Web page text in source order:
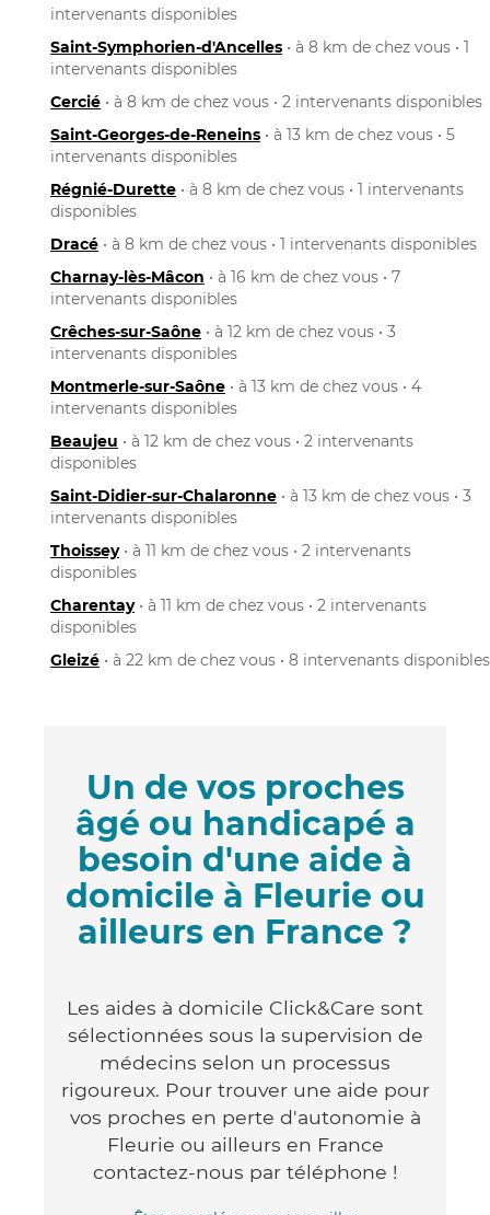
intervenants disponibles
Saint-Symphorien-d'Ancelles • à 8 km de chez vous • 1
intervenants disponibles
Cercié • à 8 km de chez vous • 2 intervenants disponibles
Saint-Georges-de-Reneins • à 13 km de chez vous • 5
intervenants disponibles
Régnié-Durette • à 8 km de chez vous • 1 intervenants
disponibles
Dracé • à 8 km de chez vous • 1 intervenants disponibles
Charnay-lès-Mâcon • à 16 km de chez vous • 7
intervenants disponibles
Crêches-sur-Saône • à 12 km de chez vous • 3
intervenants disponibles
Montmerle-sur-Saône • à 13 km de chez vous • 4
intervenants disponibles
Beaujeu • à 12 km de chez vous • 2 intervenants
disponibles
Saint-Didier-sur-Chalaronne • à 13 km de chez vous • 3
intervenants disponibles
Thoissey• à 11 km de chez vous • 2 intervenants
disponibles
Charentay• à 11 km de chez vous • 2 intervenants
disponibles
Gleizé • à 22 km de chez vous • 8 intervenants disponibles
Un de vos proches
âgé ou handicapé a
besoin d'une aide à
domicile à Fleurie ou
ailleurs en France ?
Les aides à domicile Click&Care sont
sélectionnées sous la supervision de
médecins selon un processus
rigoureux. Pour trouver une aide pour
vos proches en perte d'autonomie à
Fleurie ou ailleurs en France
contactez-nous par téléphone !